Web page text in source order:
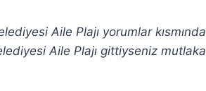
Aile Plajı yorumlar kısmında
Aile Plajı gittiyseniz mutlaka